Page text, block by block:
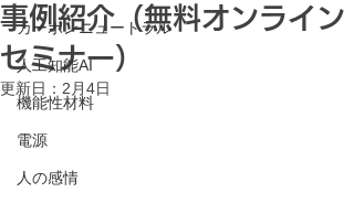
カーボンニュートラル
人工知能AI
機能性材料
電源
人の感情
事例紹介（無料オンライン
セミナー）
更新日： 2月4日